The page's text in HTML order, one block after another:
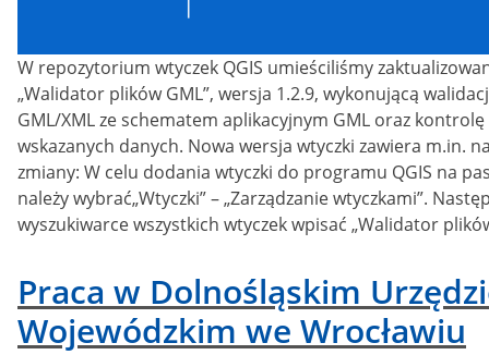
W repozytorium wtyczek QGIS umieściliśmy
„Walidator plików GML”, wersja 1.2.9, wykonującą
GML/XML ze schematem aplikacyjnym GML oraz
wskazanych danych. Nowa wersja wtyczki zawiera m.in.
zmiany: W celu dodania wtyczki do programu QGIS na
należy wybrać„Wtyczki” – „Zarządzanie wtyczkami”.
wyszukiwarce wszystkich wtyczek wpisać „Walidator
Praca w Dolnośląskim
Wojewódzkim we Wrocławiu